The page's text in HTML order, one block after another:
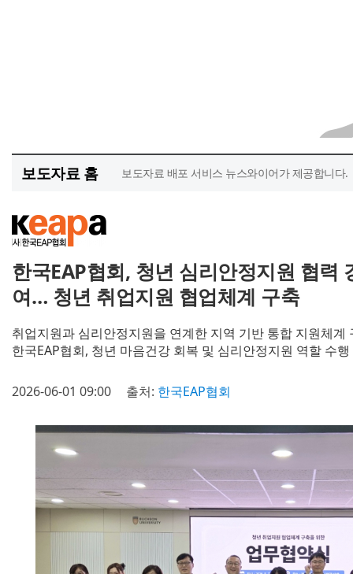
보도자료 홈 보도자료 배포 서비스 뉴스와이어가 제공합니다.
한국EAP협회, 청년 심리안정지원 협력
여… 청년 취업지원 협업체계 구축
취업지원과 심리안정지원을 연계한 지역 기반 통합 지원체계
한국EAP협회, 청년 마음건강 회복 및 심리안정지원 역할 수행
2026-06-01 09:00 출처: 한국EAP협회